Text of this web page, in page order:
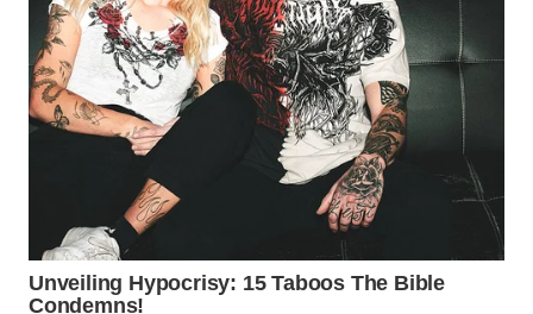
LANGKAT
WN
TAPANULI
SELATAN
LESUNG
WN